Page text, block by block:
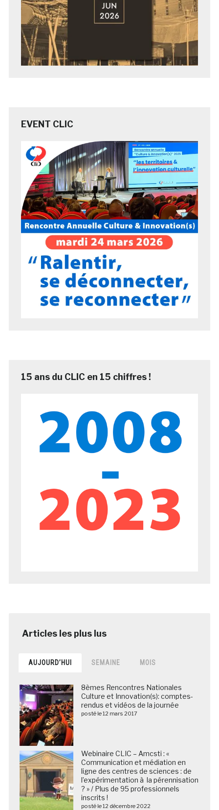
EVENT CLIC
15 ans du CLIC en 15 chiffres !
AUJOURD’HUI SEMAINE MOIS
8èmes Rencontres Nationales
Culture et Innovation(s): comptes-
rendus et vidéos de la journée
posté le 12 mars 2017
Webinaire CLIC – Amcsti : «
Communication et médiation en
ligne des centres de sciences : de
l’expérimentation à la pérennisation
? » / Plus de 95 professionnels
inscrits !
posté le 12 décembre 2022